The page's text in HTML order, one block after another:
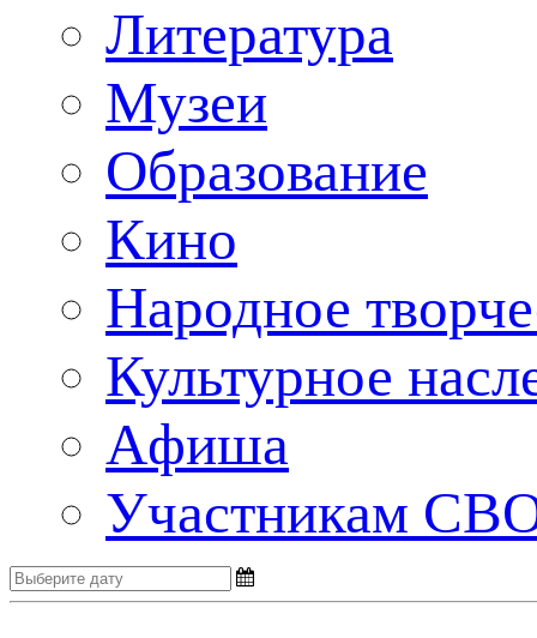
Литература
Музеи
Образование
Кино
Народное
Культурное
Aфиша
Участникам